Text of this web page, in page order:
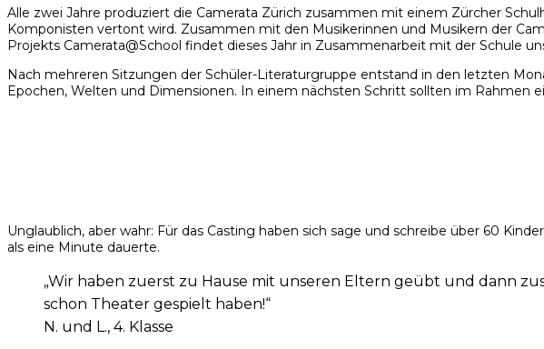
Alle zwei Jahre produziert die Camerata Zürich zusammen mit einem Zürcher
Komponisten vertont wird. Zusammen mit den Musikerinnen und Musikern der
Projekts Camerata@School findet dieses Jahr in Zusammenarbeit mit der Schule
Nach mehreren Sitzungen der Schüler-Literaturgruppe entstand in den letzten
Epochen, Welten und Dimensionen. In einem nächsten Schritt sollten im Rahmen
Unglaublich, aber wahr: Für das Casting haben sich sage und schreibe über 60
als eine Minute dauerte.
„Wir haben zuerst zu Hause mit unseren Eltern geübt und dann
schon Theater gespielt haben!“
N. und L., 4. Klasse